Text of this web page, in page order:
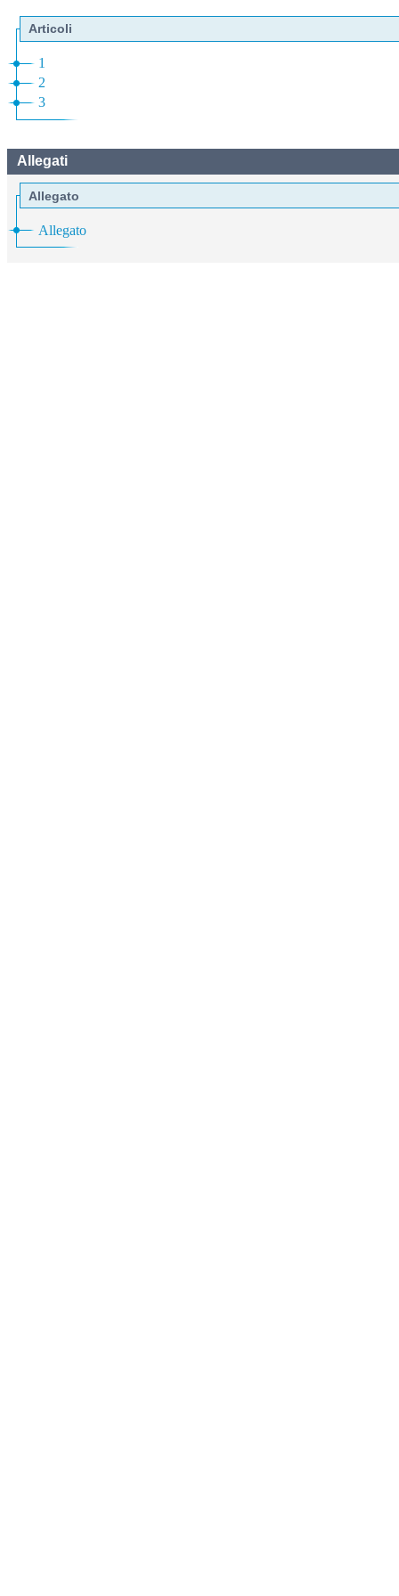
Articoli
1
2
3
Allegati
Allegato
Allegato